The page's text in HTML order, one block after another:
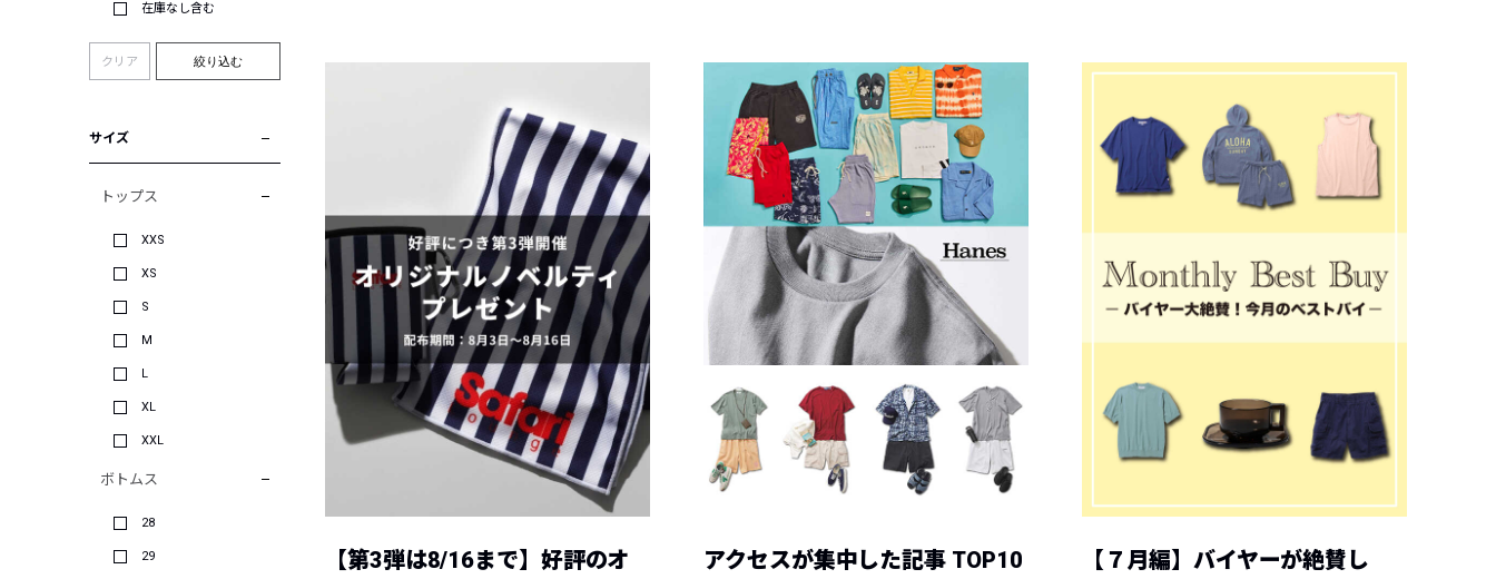
在庫なし含む
クリア 絞り込む
サイズ
トップス
XXS
XS
S
M
L
XL
XXL
ボトムス
28
29
【第3弾は8/16まで】好評のオ
アクセスが集中した記事 TOP10
【７月編】バイヤーが絶賛し